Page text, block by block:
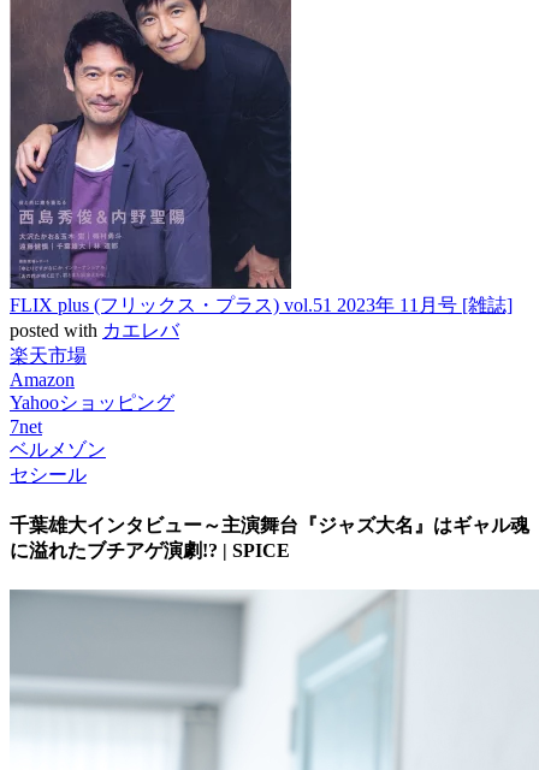
FLIX plus (フリックス・プラス) vol.51 2023年 11月号 [雑誌]
posted with カエレバ
楽天市場
Amazon
Yahooショッピング
7net
ベルメゾン
セシール
千葉雄大インタビュー～主演舞台『ジャズ大名』はギャル魂
に溢れたブチアゲ演劇!? | SPICE